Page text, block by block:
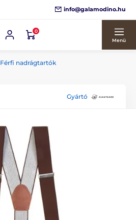
info@galamodino.hu
0
Menü
Férfi nadrágtartók
Gyártó